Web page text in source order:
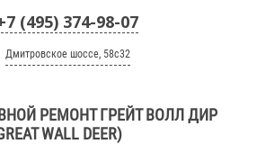
(495) 374-98-07
Дмитровское шоссе, 58с32
РЕМОНТ ГРЕЙТ ВОЛЛ ДИР
WALL DEER)